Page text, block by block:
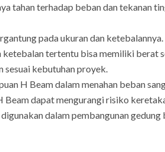
tahan terhadap beban dan tekanan
pada ukuran dan
ketebalan tertentu bisa memiliki berat
sesuai kebutuhan proyek.
H Beam dalam menahan beban
dapat mengurangi risiko
dalam pembangunan